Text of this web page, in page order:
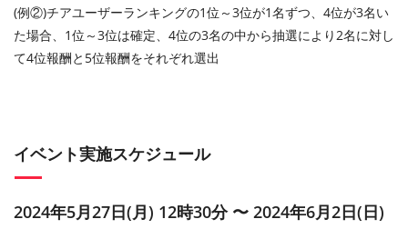
(例②)チアユーザーランキングの1位～3位が1名ずつ、4位が3名い
た場合、1位～3位は確定、4位の3名の中から抽選により2名に対し
て4位報酬と5位報酬をそれぞれ選出
イベント実施スケジュール
2024年5月27日(月) 12時30分 〜 2024年6月2日(日)